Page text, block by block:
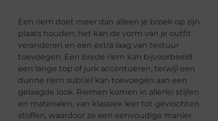
Een riem doet meer dan alleen je broek op zijn
plaats houden; het kan de vorm van je outfit
veranderen en een extra laag van textuur
toevoegen. Een brede riem kan bijvoorbeeld
een lange top of jurk accentueren, terwijl een
dunne riem subtiel kan toevoegen aan een
gelaagde look. Riemen komen in allerlei stijlen
en materialen, van klassiek leer tot gevlochten
stoffen, waardoor ze een eenvoudige manier